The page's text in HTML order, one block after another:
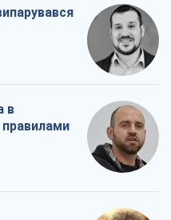
в